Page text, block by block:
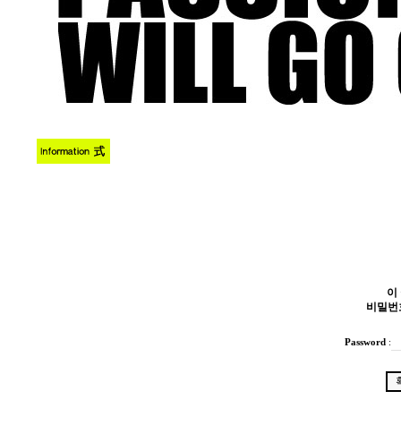
이
비밀
Password :